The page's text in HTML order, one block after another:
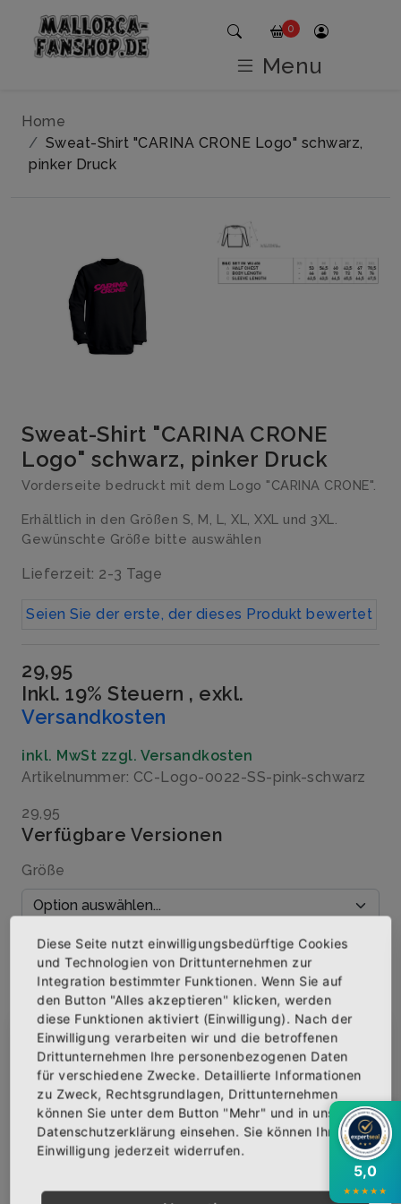
Home
Sweat-Shirt "CARINA CRONE Logo" schwarz,
pinker Druck
Sweat-Shirt "CARINA CRONE
Logo" schwarz, pinker Druck
Vorderseite bedruckt mit dem Logo "CARINA CRONE".
Erhältlich in den Größen S, M, L, XL, XXL und 3XL.
Gewünschte Größe bitte auswählen
Lieferzeit: 2-3 Tage
Seien Sie der erste, der dieses Produkt bewertet
29,95
Inkl. 19% Steuern , exkl.
Versandkosten
inkl. MwSt zzgl. Versandkosten
Artikelnummer: CC-Logo-0022-SS-pink-schwarz
29,95
Verfügbare Versionen
Größe
Menge
IN DEN WARENKORB
AUF DIE WUNSCHLISTE
Abonniere jetzt unseren Newsletter
Bekomme die aktuellsten News über neue
Produkte und zudem einen 10% Gutschein für
deine nächste Bestellung.
0
Menu
5,0
★★★★★
Diese Seite nutzt einwilligungsbedürftige Cookies
und Technologien von Drittunternehmen zur
Integration bestimmter Funktionen. Wenn Sie auf
den Button "Alles akzeptieren" klicken, werden
diese Funktionen aktiviert (Einwilligung). Nach der
Einwilligung verarbeiten wir und die betroffenen
Drittunternehmen Ihre personenbezogenen Daten
für verschiedene Zwecke. Detaillierte Informationen
zu Zweck, Rechtsgrundlagen, Drittunternehmen
können Sie unter dem Button "Mehr" und in unserer
Datenschutzerklärung einsehen. Sie können Ihre
Einwilligung jederzeit widerrufen.